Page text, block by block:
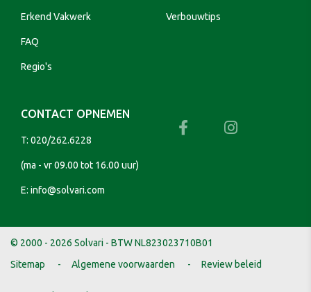
Erkend Vakwerk
FAQ
Regio's
Verbouwtips
CONTACT OPNEMEN
T: 020/262.6228
(ma - vr 09.00 tot 16.00 uur)
E: info@solvari.com
© 2000 - 2026 Solvari - BTW NL823023710B01
Sitemap
Algemene voorwaarden Review beleid